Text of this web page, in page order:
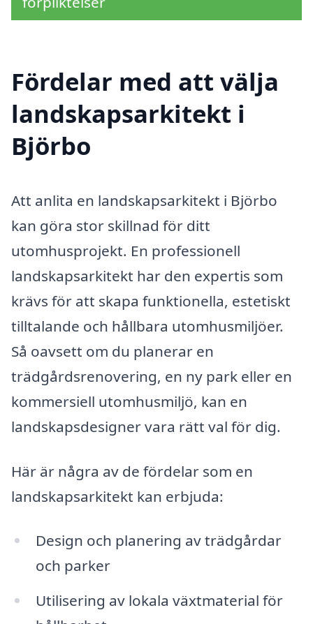
Fördelar med att välja
landskapsarkitekt i
Björbo
Att anlita en landskapsarkitekt i Björbo
kan göra stor skillnad för ditt
utomhusprojekt. En professionell
landskapsarkitekt har den expertis som
krävs för att skapa funktionella, estetiskt
tilltalande och hållbara utomhusmiljöer.
Så oavsett om du planerar en
trädgårdsrenovering, en ny park eller en
kommersiell utomhusmiljö, kan en
landskapsdesigner vara rätt val för dig.
Här är några av de fördelar som en
landskapsarkitekt kan erbjuda:
Design och planering av trädgårdar
och parker
Utilisering av lokala växtmaterial för